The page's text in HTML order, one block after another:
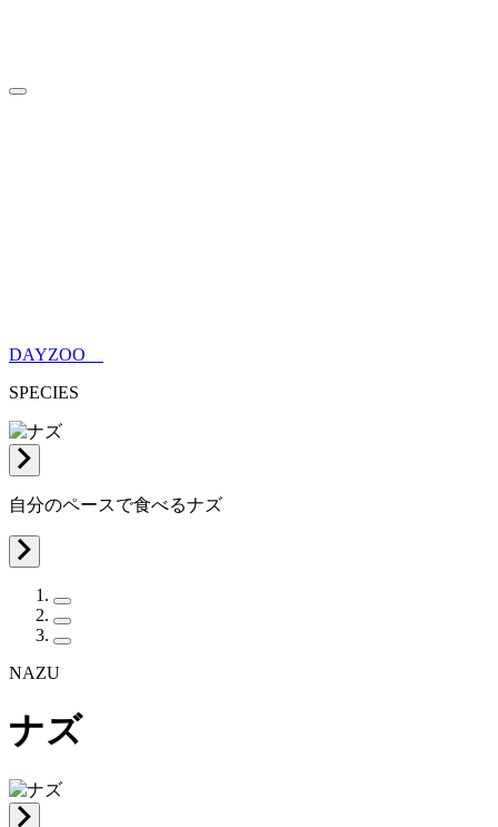
DAYZOO
SPECIES
自分のペースで食べるナズ
NAZU
ナズ